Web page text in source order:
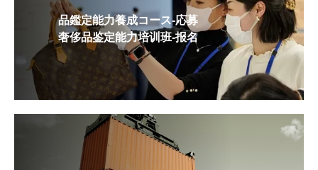
品鑑定能力養成コース-応募
奢侈品鉴定能力培训班-报名